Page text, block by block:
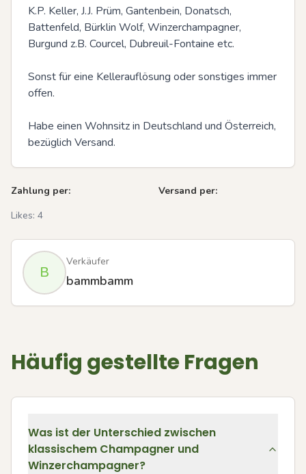
K.P. Keller, J.J. Prüm, Gantenbein, Donatsch,
Battenfeld, Bürklin Wolf, Winzerchampagner,
Burgund z.B. Courcel, Dubreuil-Fontaine etc.
Sonst für eine Kellerauflösung oder sonstiges immer
offen.
Habe einen Wohnsitz in Deutschland und Österreich,
bezüglich Versand.
Zahlung per:
Versand per:
Likes: 4
B
Verkäufer
bammbamm
Häufig gestellte Fragen
Was ist der Unterschied zwischen
klassischem Champagner und
Winzerchampagner?